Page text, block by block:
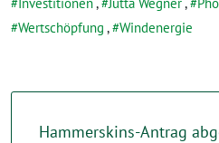
Wertschöpfung , Windenergie
Hammerskins-Antrag